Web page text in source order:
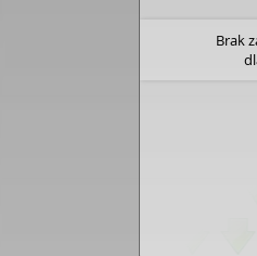
Brak